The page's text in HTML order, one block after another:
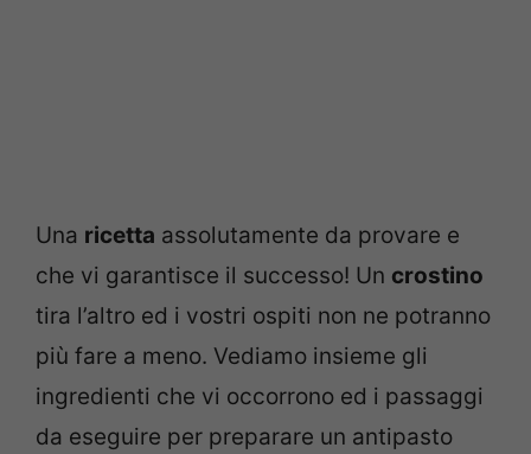
Una ricetta assolutamente da provare e
che vi garantisce il successo! Un crostino
tira l’altro ed i vostri ospiti non ne potranno
più fare a meno. Vediamo insieme gli
ingredienti che vi occorrono ed i passaggi
da eseguire per preparare un antipasto